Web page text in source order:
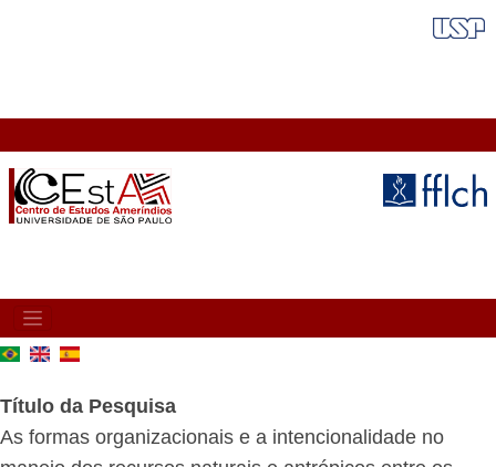
MAIN
NAVIGATION
Título da Pesquisa
As formas organizacionais e a intencionalidade no